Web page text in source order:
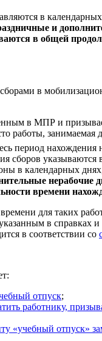
в
и
в общей
в
в МПР и
работы, занимаемая
период нахождения
сборов указываются
в календарных
нерабочие
времени
для таких
в справках
в соответствии со
отпуск;
работнику,
«учебный отпуск»